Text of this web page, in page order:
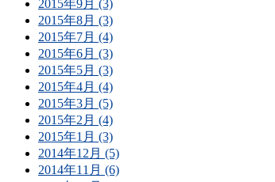
2015年9月 (3)
2015年8月 (3)
2015年7月 (4)
2015年6月 (3)
2015年5月 (3)
2015年4月 (4)
2015年3月 (5)
2015年2月 (4)
2015年1月 (3)
2014年12月 (5)
2014年11月 (6)